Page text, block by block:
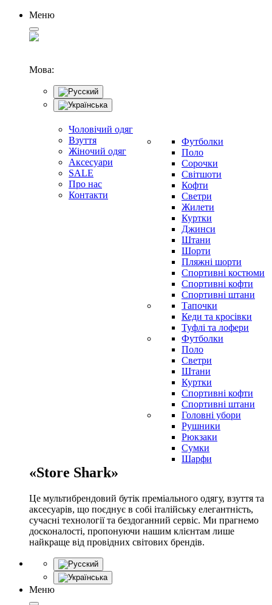
Меню
Мова:
Чоловічий одяг
Взуття
Жіночий одяг
Аксесуари
SALE
Про нас
Контакти
Футболки
Поло
Сорочки
Світшоти
Кофти
Светри
Жилети
Куртки
Джинси
Штани
Шорти
Пляжні шорти
Спортивні костюми
Спортивні кофти
Спортивні штани
Тапочки
Кеди та кросівки
Туфлі та лофери
Футболки
Поло
Светри
Штани
Куртки
Cпортивні кофти
Спортивні штани
Головні убори
Рушники
Рюкзаки
Сумки
Шарфи
«Store Shark»
Це мультибрендовий бутік преміального одягу, взуття та
аксесуарів, що поєднує в собі італійську елегантність,
сучасні технології та бездоганний сервіс. Ми прагнемо
досконалості, пропонуючи нашим клієнтам лише
найкраще від провідних світових брендів.
Меню